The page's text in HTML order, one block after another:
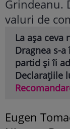
La așa ceva
Dragnea s-
partid și îi
Declarațiile
Eugen